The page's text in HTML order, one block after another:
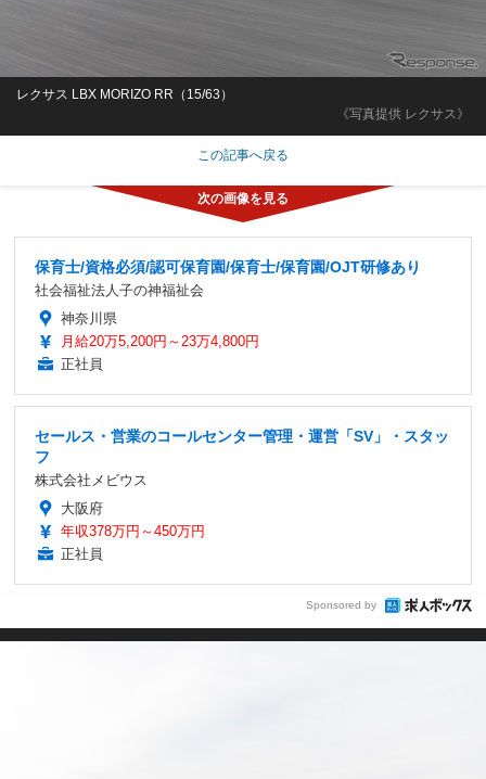
《写真提供 レクサス》
レクサス LBX MORIZO RR（15/63）
この記事へ戻る
保育士/資格必須/認可保育園/保育士/保育園/OJT研修あり
社会福祉法人子の神福祉会
神奈川県
月給20万5,200円～23万4,800円
正社員
セールス・営業のコールセンター管理・運営「SV」・スタッ
フ
株式会社メビウス
大阪府
年収378万円～450万円
正社員
Sponsored by